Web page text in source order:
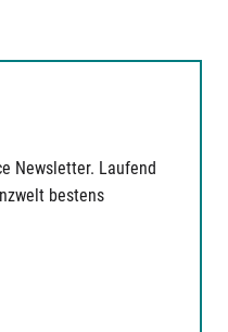
Newsletter. Laufend
bestens